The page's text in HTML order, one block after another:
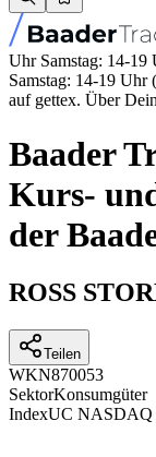
Uhr Samstag: 14-19
Samstag: 14-19 Uhr
auf gettex. Über
Baader
Kurs-
der
ROSS
Teilen
WKN870053
SektorKonsumgüter
IndexUC NASDAQ